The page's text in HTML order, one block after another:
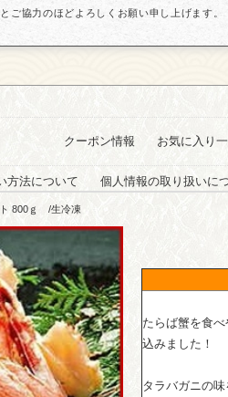
ご協力のほどよろしくお願い申し上げます。
クーポン情報 お気に入り
方法について 個人情報の取り扱いに
ト 800ｇ /生冷凍
たらば蟹を食
込みました！
タラバガニの